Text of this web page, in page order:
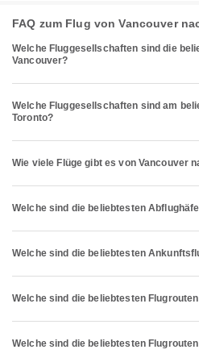
FAQ zum Flug von Vancouver
Welche Fluggesellschaften sind die
Vancouver?
Welche Fluggesellschaften sind am
Toronto?
Wie viele Flüge gibt es von Vancouver
Welche sind die beliebtesten
Welche sind die beliebtesten
Welche sind die beliebtesten
Welche sind die beliebtesten